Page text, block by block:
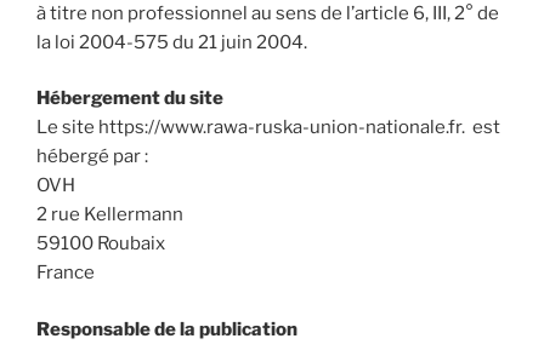
à titre non professionnel au sens de l’article 6, III, 2° de
la loi 2004-575 du 21 juin 2004.
Hébergement du site
Le site https://www.rawa-ruska-union-nationale.fr. est
hébergé par :
OVH
2 rue Kellermann
59100 Roubaix
France
Responsable de la publication